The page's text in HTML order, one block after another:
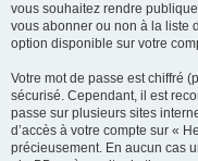
vous souhaitez rendre
vous abonner ou non à la liste
option disponible sur votre
Votre mot de passe est chiffré
sécurisé. Cependant, il est
passe sur plusieurs sites
d’accès à votre compte sur «
précieusement. En aucun cas